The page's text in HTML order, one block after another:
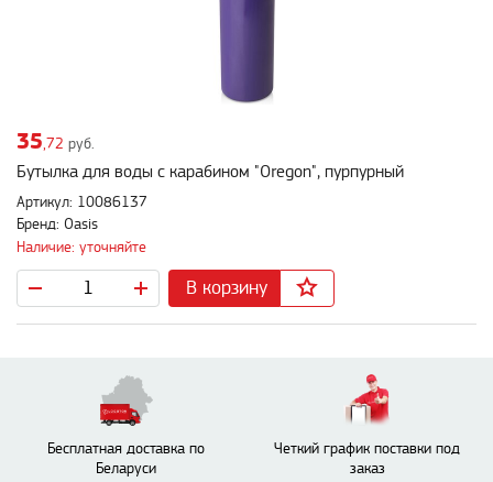
35,72 руб.
Бутылка для воды с карабином "Oregon", пурпурный
Артикул: 10086137
Бренд: Oasis
Наличие: уточняйте
В корзину
Бесплатная доставка по
Беларуси
Четкий график поставки под
заказ